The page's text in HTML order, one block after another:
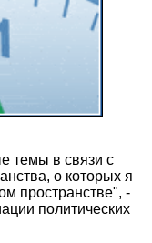
темы в связи с
о которых я
пространстве", -
политических